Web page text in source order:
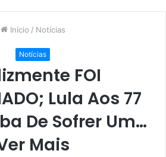
Início / Notícias
Notícias
FOI
Lula Aos 77
De Sofrer Um…
Mais